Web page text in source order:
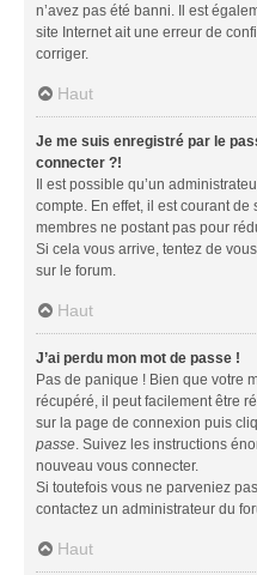
n’avez pas été banni. Il est
site Internet ait une erreur de
corriger.
Haut
Je me suis enregistré par le
connecter ?!
Il est possible qu’un
compte. En effet, il est courant
membres ne postant pas pour
Si cela vous arrive, tentez de
sur le forum.
Haut
J’ai perdu mon mot de passe !
Pas de panique ! Bien que votre
récupéré, il peut facilement être
sur la page de connexion puis
passe. Suivez les instructions
nouveau vous connecter.
Si toutefois vous ne parveniez
contactez un administrateur du
Haut